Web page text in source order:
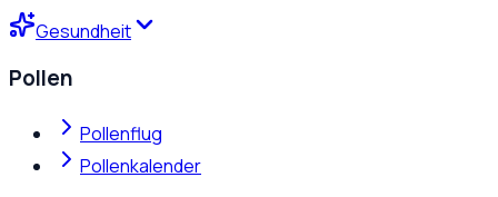
Gesundheit
Pollen
Pollenflug
Pollenkalender